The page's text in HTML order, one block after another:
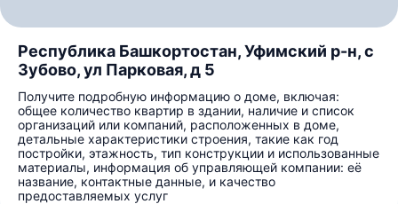
Республика Башкортостан, Уфимский р-н, с
Зубово, ул Парковая, д 5
Получите подробную информацию о доме, включая:
общее количество квартир в здании, наличие и список
организаций или компаний, расположенных в доме,
детальные характеристики строения, такие как год
постройки, этажность, тип конструкции и использованные
материалы, информация об управляющей компании: её
название, контактные данные, и качество
предоставляемых услуг